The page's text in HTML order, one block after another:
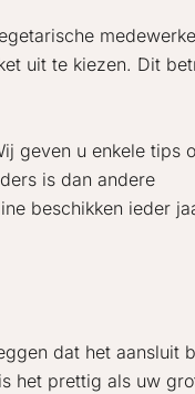
uit te kiezen. Dit
geven u enkele tips
is dan andere
beschikken ieder
dat het aansluit
het prettig als uw